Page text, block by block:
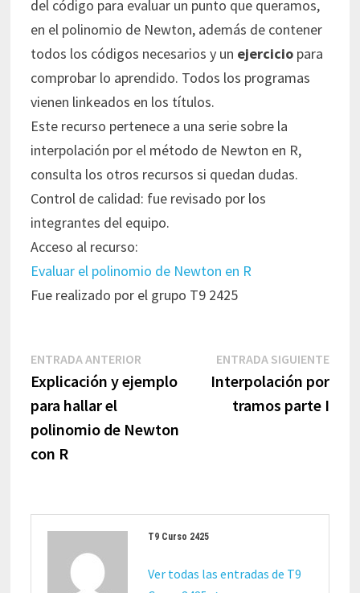
del código para evaluar un punto que queramos,
en el polinomio de Newton, además de contener
todos los códigos necesarios y un ejercicio para
comprobar lo aprendido. Todos los programas
vienen linkeados en los títulos.
Este recurso pertenece a una serie sobre la
interpolación por el método de Newton en R,
consulta los otros recursos si quedan dudas.
Control de calidad: fue revisado por los
integrantes del equipo.
Acceso al recurso:
Evaluar el polinomio de Newton en R
Fue realizado por el grupo T9 2425
Navegación
entradas
ENTRADA ANTERIOR
anterior:
Explicación y ejemplo
para hallar el
polinomio de Newton
con R
ENTRADA SIGUIENTE
Interpolación por
tramos parte I
T9 Curso 2425
Ver todas las entradas de T9